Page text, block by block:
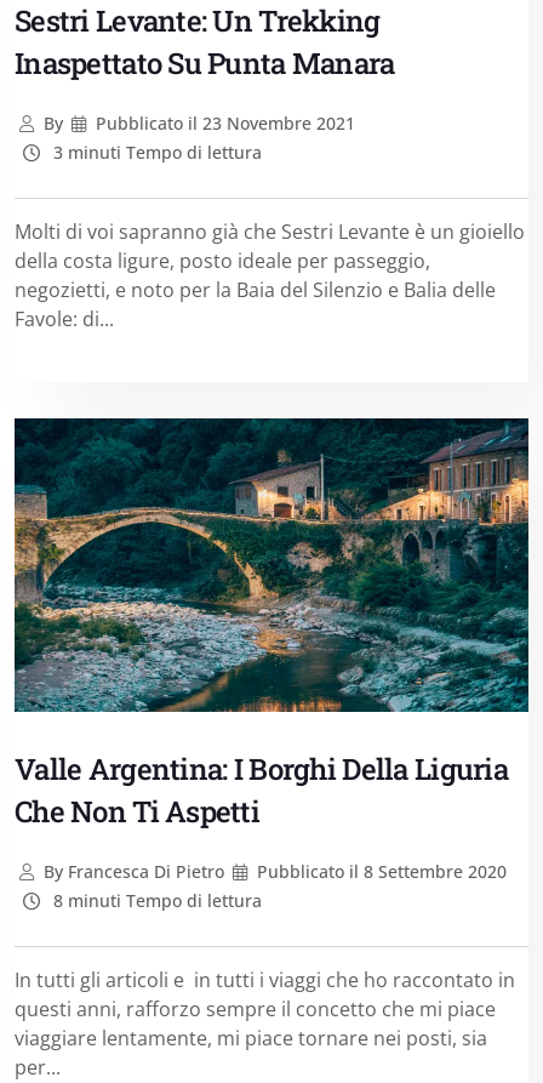
Sestri Levante: Un Trekking
Inaspettato Su Punta Manara
By Pubblicato il 23 Novembre 2021
3 minuti Tempo di lettura
Molti di voi sapranno già che Sestri Levante è un gioiello
della costa ligure, posto ideale per passeggio,
negozietti, e noto per la Baia del Silenzio e Balia delle
Favole: di...
Valle Argentina: I Borghi Della Liguria
Che Non Ti Aspetti
ByFrancesca Di Pietro Pubblicato il 8 Settembre 2020
8 minuti Tempo di lettura
In tutti gli articoli e in tutti i viaggi che ho raccontato in
questi anni, rafforzo sempre il concetto che mi piace
viaggiare lentamente, mi piace tornare nei posti, sia
per...